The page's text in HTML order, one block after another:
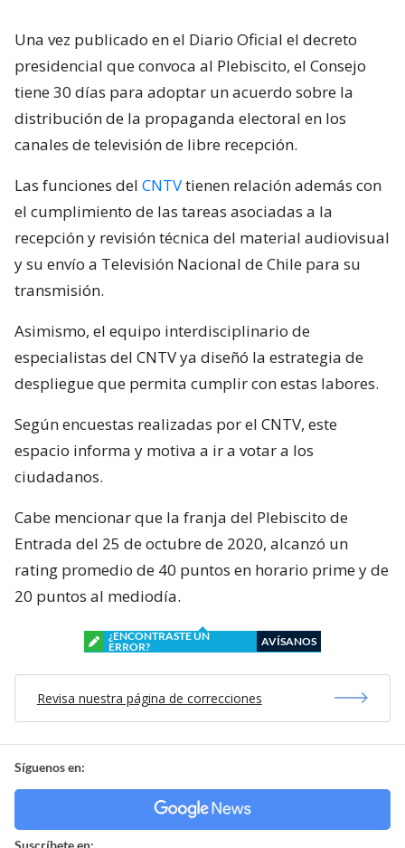
Una vez publicado en el Diario Oficial el decreto
presidencial que convoca al Plebiscito, el Consejo
tiene 30 días para adoptar un acuerdo sobre la
distribución de la propaganda electoral en los
canales de televisión de libre recepción.
Las funciones del CNTVtienen relación además con
el cumplimiento de las tareas asociadas a la
recepción y revisión técnica del material audiovisual
y su envío a Televisión Nacional de Chile para su
transmisión.
Asimismo, el equipo interdisciplinario de
especialistas del CNTV ya diseñó la estrategia de
despliegue que permita cumplir con estas labores.
Según encuestas realizadas por el CNTV, este
espacio informa y motiva a ir a votar a los
ciudadanos.
Cabe mencionar que la franja del Plebiscito de
Entrada del 25 de octubre de 2020, alcanzó un
rating promedio de 40 puntos en horario prime y de
20 puntos al mediodía.
¿ENCONTRASTE UN
ERROR?
AVÍSANOS
Revisa nuestra página de correcciones
Síguenos en:
Suscríbete en: